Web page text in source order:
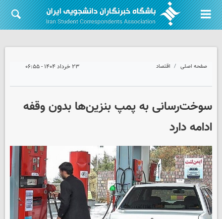
صفحه اصلی اقتصاد ۲۳ خرداد ۱۴۰۴ - ۰۶:۵۵
سوخت‌رسانی به پمپ بنزین‌ها بدون وقفه
ادامه دارد